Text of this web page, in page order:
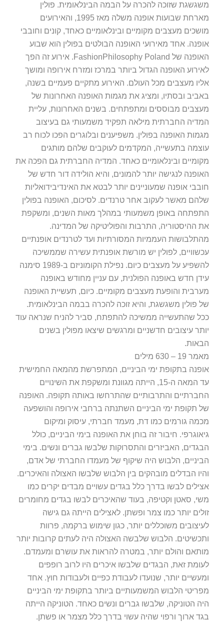
משגשגת שזוכה להכרה על הבמה הבינלאומית. פולין
מארחת שבועות אופנה משלה מאז 1995, והאירועים
מושכים מעצבים מקומיים ובינלאומיים כאחד, קונים וחובבי
אופנה. אחד מאירועי האופנה הבולטים בפולין הוא שבוע
האופנה של FashionPhilosophy Poland. אירוע זה הפך
לאירוע האופנה הגדול ביותר במרכז ומזרח אירופה ומושך
אליו מעצבים מכל העולם. האירוע מתקיים פעמיים בשנה,
באביב ובסתיו, ומציג את מגמות האופנה האחרונות של
מעצבים מבוססים ומתפתחים. בשנים האחרונות, עליית
המדיה החברתית מילאה תפקיד משמעותי גם בעיצוב
מגמות האופנה בפולין. משפיענים ובלוגרים הפכו לכוח רב
עוצמה בתעשייה, המקדמים לעוקבים שלהם מותגים
מקומיים ובינלאומיים כאחד. המדיה החברתית גם הפכה את
האופנה לנגישה יותר להמונים, והיא הולידה דור חדש של
חובבי אופנה שמעוניינים יותר לבטא את האינדיבידואליות
שלהם מאשר לעקוב אחר טרנדים. לסיכום, האופנה בפולין
התפתחה באופן משמעותי במהלך מאות השנים, ומשקפת
את ההיסטוריה, התרבות והפוליטיקה של המדינה.
מהתלבושות העממיות המסורתיות ועד לטרנדים אופנתיים
עכשוויים, לפולין יש מורשת אופנתית עשירה שממשיכה
להשפיע על מעצבים כיום. נפילת הקומוניזם ב-1989 סימנה
עידן חדש באופנה הפולנית, עם עניין מחודש באופנה
מערבית והופעת מעצבים מקומיים. כיום, תעשיית האופנה
של פולין משגשגת, והיא זוכה להכרה בבמה הבינלאומית.
ככל שהתעשייה ממשיכה להתפתח, סביר להניח שנראה עוד
יותר עיצובים חדשניים ומרגשים שיצאו מפולין בשנים
הבאות.
מאמר 19 – 630 מילים
אופנה בתקופת ימי הביניים, המתפרשת מהמאה החמישית
עד המאה ה-15, הייתה מגוונת ומשקפת את השינויים
החברתיים והתרבותיים שהתרחשו באותה תקופה. האופנה
של תקופת ימי הביניים השתנתה ברחבי אירופה והושפעה
מכמה גורמים כמו דת, מעמד חברתי, עיסוק ומיקום
גיאוגרפי. חיבור זה בוחן את האופנה בימי הביניים, כולל
הבגדים, האביזרים והתסרוקות שלבשו גברים ונשים. בימי
הביניים, הלבוש היה שיקוף של מעמדו החברתי של אדם,
והיו הבדלים מובהקים בין הלבוש שלבשו האצולה והאיכרים.
אצילים לבשו בדרך כלל בגדים עשויים מבדים יקרים כמו
משי, סאטן וקטיפה, בעוד שהאיכרים לבשו בגדים מחומרים
זולים יותר כמו צמר ופשתן. לאצילים הייתה גם גישה
לעיצובים משוכללים יותר, כגון שימוש ברקמה, פרוות
ותכשיטים. הלבוש שלבשה האצולה היה לעתים קרובות יותר
מותאם והולם יותר, במטרה להראות את עושרם ומעמדם.
לעומת זאת, הבגדים שלבשו איכרים היו לרוב רופפים
ומעשיים יותר, שנועדו לעבודת כפיים ולעבודות חוץ. אחד
מפריטי הלבוש המשמעותיים ביותר בתקופת ימי הביניים
היה הטוניקה, שלבשו גברים ונשים כאחד. הטוניקה הייתה
בגד ארוך ורפוי שהיה עשוי בדרך כלל מצמר או פשתן.